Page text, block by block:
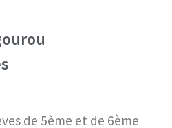
de 5ème et de 6ème